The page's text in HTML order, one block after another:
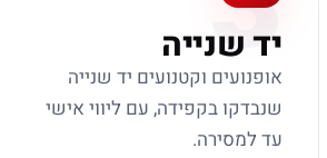
יד שנייה
אופנועים וקטנועים יד שנייה
שנבדקו בקפידה, עם ליווי אישי
עד למסירה.